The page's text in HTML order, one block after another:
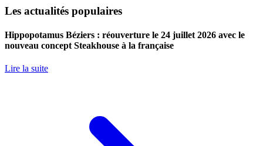
Les actualités populaires
Hippopotamus Béziers : réouverture le 24 juillet 2026 avec le
nouveau concept Steakhouse à la française
Lire la suite